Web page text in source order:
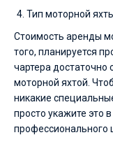
Тип моторной
Стоимость аренды
того, планируется
чартера достаточно
моторной яхтой.
никакие
просто укажите это
профессионального